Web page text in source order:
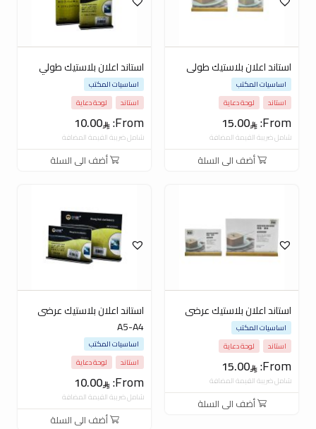
استاند اعلان بلاستيك طولى
From:
15.00
اساسيات المكتب
استاند
لوحة دعاية
شامل ضريبة القيمة المضافة
أضف الى السلة
استاند اعلان بلاستيك طولي
From:
10.00
اساسيات المكتب
استاند
لوحة دعاية
شامل ضريبة القيمة المضافة
أضف الى السلة
استاند اعلان بلاستيك عرضى
From:
15.00
اساسيات المكتب
استاند
لوحة دعاية
شامل ضريبة القيمة المضافة
أضف الى السلة
استاند اعلان بلاستيك عرضى
A5-A4
From:
10.00
اساسيات المكتب
استاند
لوحة دعاية
شامل ضريبة القيمة المضافة
أضف الى السلة